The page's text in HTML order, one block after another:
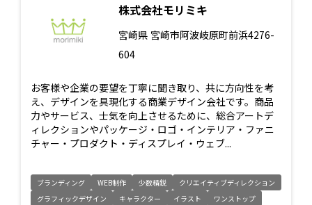
株式会社モリミキ
宮崎県 宮崎市阿波岐原町前浜4276-
604
お客様や企業の要望を丁寧に聞き取り、共に方向性を考
え、デザインを具現化する商業デザイン会社です。商品
力やサービス、士気を向上させるために、総合アートデ
ィレクションやパッケージ・ロゴ・インテリア・ファニ
チャー・プロダクト・ディスプレイ・ウェブ...
ブランディング WEB制作 少数精鋭
クリエイティブディレクション
グラフィックデザイン
キャラクター イラスト
ワンストップ